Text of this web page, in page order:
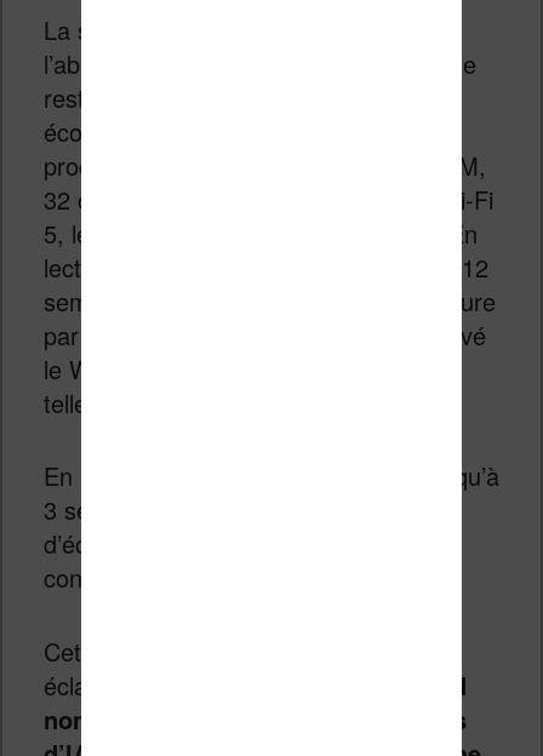
La seule vraie différence vient de
l’absence d’éclairage sur l’écran. Pour le
reste, cette nouvelle Kindle Scrive plus
économique embarque un nouveau
processeur quatre cœurs, 1 Go de RAM,
32 ou 64 Go de stockage interne, le Wi-Fi
5, le Bluetooth 5.1 et un port USB-C. En
lecture, une seule charge dure jusqu’à 12
semaines avec une demi-heure de lecture
par jour (il faudra quand même désactivé
le Wifi et le Bluetooth pour obtenir une
telle autonomie).
En écriture, une seule charge dure jusqu’à
3 semaines avec une demi-heure
d’écriture par jour, dans les mêmes
conditions.
Cette version de la Kindle Scribe sans
éclairage bénéficiera
aussi d’un grand
nombre de nouvelles fonctionnalités